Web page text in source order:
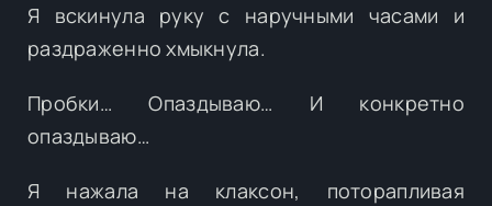
Я вскинула руку с наручными часами и
раздраженно хмыкнула.
Пробки… Опаздываю… И конкретно
опаздываю…
Я нажала на клаксон, поторапливая